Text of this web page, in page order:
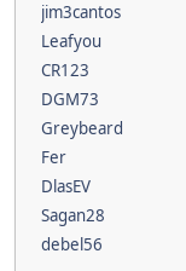
jim3cantos
Leafyou
CR123
DGM73
Greybeard
Fer
DlasEV
Sagan28
debel56